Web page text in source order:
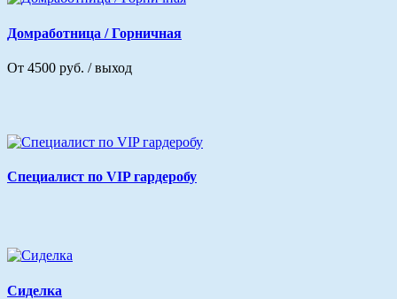
Домработница / Горничная
От 4500 руб. / выход
Специалист по VIP гардеробу
Сиделка